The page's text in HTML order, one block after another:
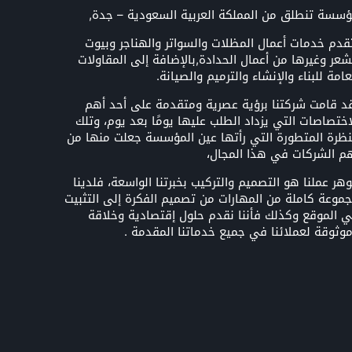
تنطلق من المملكة العربية السعودية – جدة,
خدمات أعمال المظلات والسواتر والهناجر وبيوت
وغيرها من أعمال الحدادة,بالإضافة إلى المقاولات
للبناء والإنشاء والترميم والصيانة.
قامت شركتنا برؤية عصرية ومتقدمة على أحد أهم
التي يزداد الطلب عليها يومًا بعد يوم، وتلك
المتطورة التي رأتها عين المؤسسة جعلت منها من
الشركات في هذا المجال،
عملنا هو التصميم والتركيب بخبرتنا الواسعة، فلدينا
كاملة من المهارات من تصميم الفكرة إلى التثبيت
الموقع وكذلك فأننا نقدم حلول إقتصادية وخلاقة
لعملائنا في جميع خدماتنا المقدمة .